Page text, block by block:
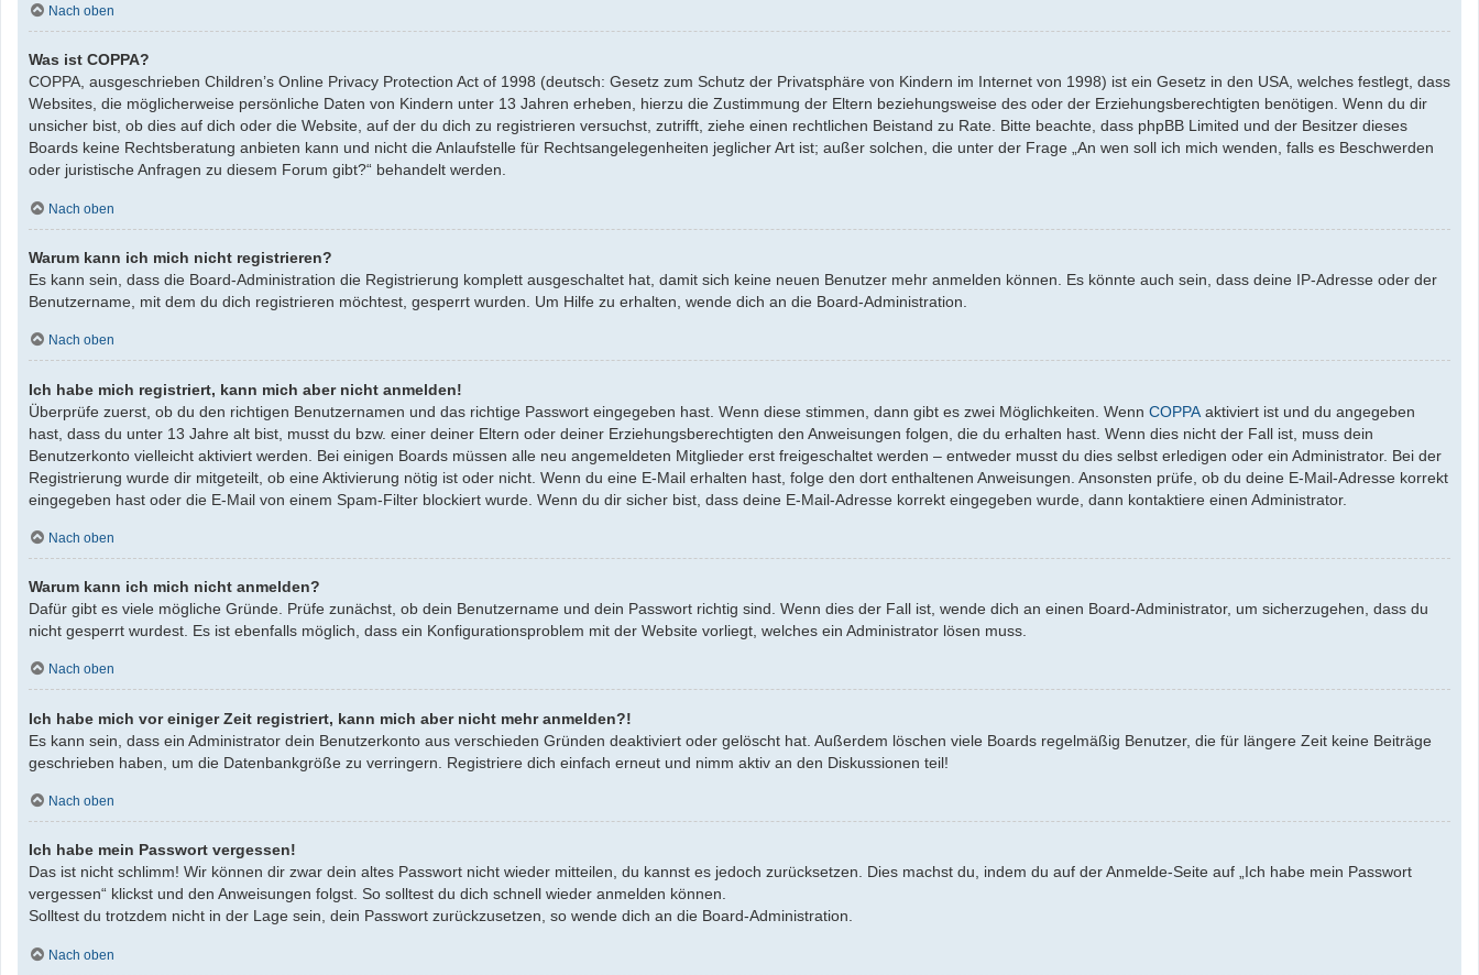
Nach oben
Was ist COPPA?
COPPA, ausgeschrieben Children’s Online Privacy Protection Act of 1998 (deutsch: Gesetz zum Schutz der Privatsphäre von Kindern im Internet von 1998) ist ein Gesetz in den USA, welches festlegt, dass
Websites, die möglicherweise persönliche Daten von Kindern unter 13 Jahren erheben, hierzu die Zustimmung der Eltern beziehungsweise des oder der Erziehungsberechtigten benötigen. Wenn du dir
unsicher bist, ob dies auf dich oder die Website, auf der du dich zu registrieren versuchst, zutrifft, ziehe einen rechtlichen Beistand zu Rate. Bitte beachte, dass phpBB Limited und der Besitzer dieses
Boards keine Rechtsberatung anbieten kann und nicht die Anlaufstelle für Rechtsangelegenheiten jeglicher Art ist; außer solchen, die unter der Frage „An wen soll ich mich wenden, falls es Beschwerden
oder juristische Anfragen zu diesem Forum gibt?“ behandelt werden.
Nach oben
Warum kann ich mich nicht registrieren?
Es kann sein, dass die Board-Administration die Registrierung komplett ausgeschaltet hat, damit sich keine neuen Benutzer mehr anmelden können. Es könnte auch sein, dass deine IP-Adresse oder der
Benutzername, mit dem du dich registrieren möchtest, gesperrt wurden. Um Hilfe zu erhalten, wende dich an die Board-Administration.
Nach oben
Ich habe mich registriert, kann mich aber nicht anmelden!
Überprüfe zuerst, ob du den richtigen Benutzernamen und das richtige Passwort eingegeben hast. Wenn diese stimmen, dann gibt es zwei Möglichkeiten. Wenn COPPA aktiviert ist und du angegeben
hast, dass du unter 13 Jahre alt bist, musst du bzw. einer deiner Eltern oder deiner Erziehungsberechtigten den Anweisungen folgen, die du erhalten hast. Wenn dies nicht der Fall ist, muss dein
Benutzerkonto vielleicht aktiviert werden. Bei einigen Boards müssen alle neu angemeldeten Mitglieder erst freigeschaltet werden – entweder musst du dies selbst erledigen oder ein Administrator. Bei der
Registrierung wurde dir mitgeteilt, ob eine Aktivierung nötig ist oder nicht. Wenn du eine E-Mail erhalten hast, folge den dort enthaltenen Anweisungen. Ansonsten prüfe, ob du deine E-Mail-Adresse korrekt
eingegeben hast oder die E-Mail von einem Spam-Filter blockiert wurde. Wenn du dir sicher bist, dass deine E-Mail-Adresse korrekt eingegeben wurde, dann kontaktiere einen Administrator.
Nach oben
Warum kann ich mich nicht anmelden?
Dafür gibt es viele mögliche Gründe. Prüfe zunächst, ob dein Benutzername und dein Passwort richtig sind. Wenn dies der Fall ist, wende dich an einen Board-Administrator, um sicherzugehen, dass du
nicht gesperrt wurdest. Es ist ebenfalls möglich, dass ein Konfigurationsproblem mit der Website vorliegt, welches ein Administrator lösen muss.
Nach oben
Ich habe mich vor einiger Zeit registriert, kann mich aber nicht mehr anmelden?!
Es kann sein, dass ein Administrator dein Benutzerkonto aus verschieden Gründen deaktiviert oder gelöscht hat. Außerdem löschen viele Boards regelmäßig Benutzer, die für längere Zeit keine Beiträge
geschrieben haben, um die Datenbankgröße zu verringern. Registriere dich einfach erneut und nimm aktiv an den Diskussionen teil!
Nach oben
Ich habe mein Passwort vergessen!
Das ist nicht schlimm! Wir können dir zwar dein altes Passwort nicht wieder mitteilen, du kannst es jedoch zurücksetzen. Dies machst du, indem du auf der Anmelde-Seite auf „Ich habe mein Passwort
vergessen“ klickst und den Anweisungen folgst. So solltest du dich schnell wieder anmelden können.
Solltest du trotzdem nicht in der Lage sein, dein Passwort zurückzusetzen, so wende dich an die Board-Administration.
Nach oben